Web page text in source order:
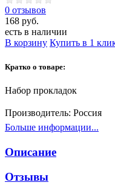
0 отзывов
168 руб.
есть в наличии
В корзину Купить в 1
Кратко о товаре:
Набор прокладок
Производитель: Россия
Больше информации...
Описание
Отзывы